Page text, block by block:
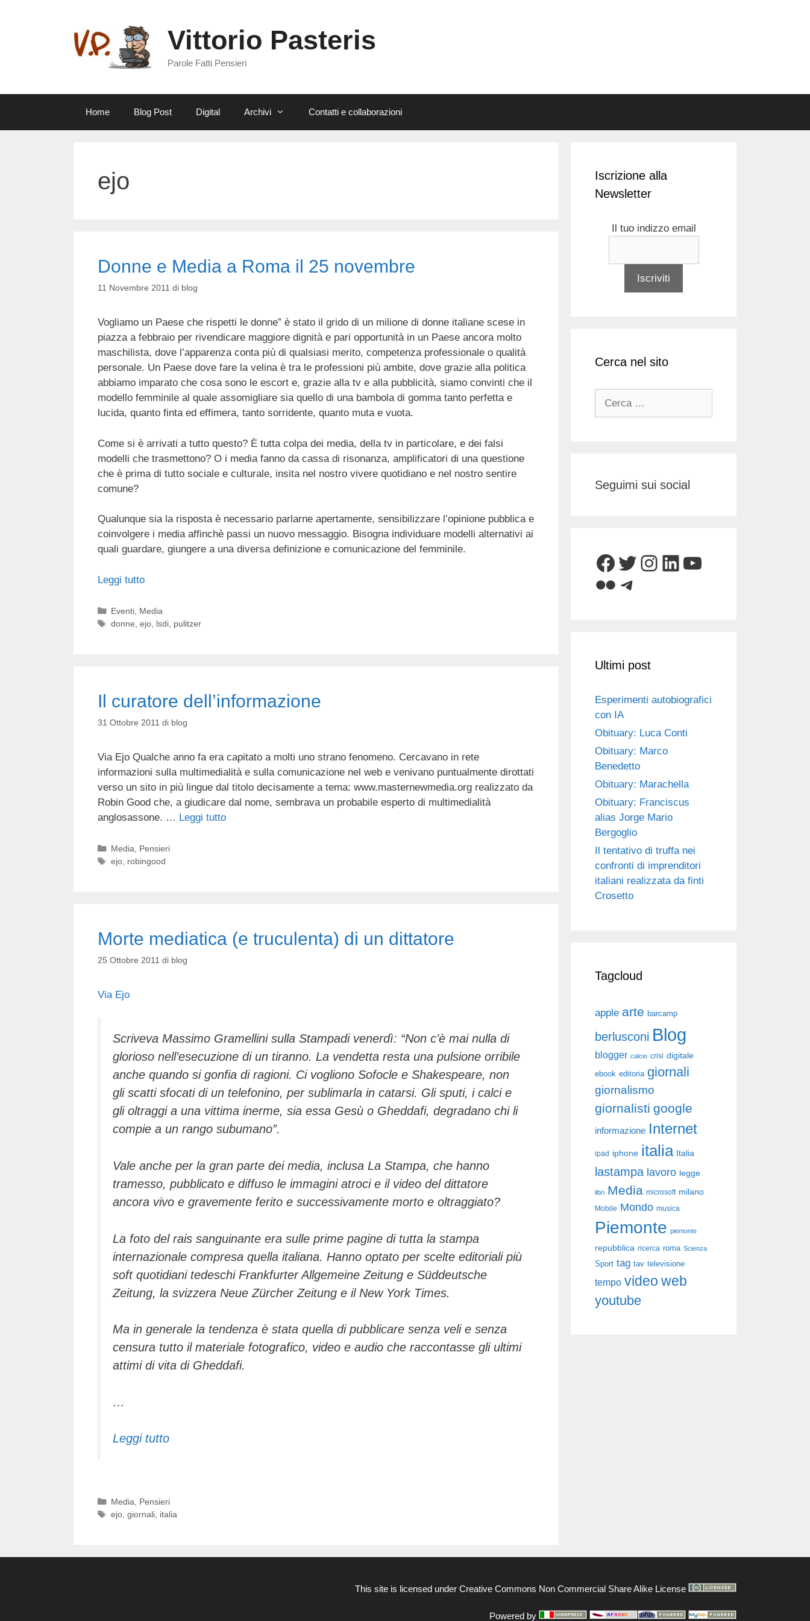
Vittorio Pasteris
Parole Fatti Pensieri
Home Blog Post Digital Archivi Contatti e collaborazioni
ejo
Donne e Media a Roma il 25 novembre
11 Novembre 2011 di blog
Vogliamo un Paese che rispetti le donne” è stato il grido di un milione di donne italiane scese in
piazza a febbraio per rivendicare maggiore dignità e pari opportunità in un Paese ancora molto
maschilista, dove l’apparenza conta più di qualsiasi merito, competenza professionale o qualità
personale. Un Paese dove fare la velina è tra le professioni più ambite, dove grazie alla politica
abbiamo imparato che cosa sono le escort e, grazie alla tv e alla pubblicità, siamo convinti che il
modello femminile al quale assomigliare sia quello di una bambola di gomma tanto perfetta e
lucida, quanto finta ed effimera, tanto sorridente, quanto muta e vuota.
Come si è arrivati a tutto questo? È tutta colpa dei media, della tv in particolare, e dei falsi
modelli che trasmettono? O i media fanno da cassa di risonanza, amplificatori di una questione
che è prima di tutto sociale e culturale, insita nel nostro vivere quotidiano e nel nostro sentire
comune?
Qualunque sia la risposta è necessario parlarne apertamente, sensibilizzare l’opinione pubblica e
coinvolgere i media affinchè passi un nuovo messaggio. Bisogna individuare modelli alternativi ai
quali guardare, giungere a una diversa definizione e comunicazione del femminile.
Leggi tutto
Categorie
Eventi, Media
Tag
donne ejo, lsdi, pulitzer
Il curatore dell’informazione
31 Ottobre 2011 di blog
Via Ejo Qualche anno fa era capitato a molti uno strano fenomeno. Cercavano in rete
informazioni sulla multimedialità e sulla comunicazione nel web e venivano puntualmente dirottati
verso un sito in più lingue dal titolo decisamente a tema: www.masternewmedia.org realizzato da
Robin Good che, a giudicare dal nome, sembrava un probabile esperto di multimedialità
anglosassone. … Leggi tutto
Categorie
Media
Pensieri
Tag
ejo, robingood
Morte mediatica (e truculenta) di un dittatore
25 Ottobre 2011 di blog
Via Ejo
Scriveva Massimo Gramellini sulla Stampadi venerdì: “Non c’è mai nulla di
glorioso nell’esecuzione di un tiranno. La vendetta resta una pulsione orribile
anche quando si gonfia di ragioni. Ci vogliono Sofocle e Shakespeare, non
gli scatti sfocati di un telefonino, per sublimarla in catarsi. Gli sputi, i calci e
gli oltraggi a una vittima inerme, sia essa Gesù o Gheddafi, degradano chi li
compie a un rango subumano”.
Vale anche per la gran parte dei media, inclusa La Stampa, che hanno
tramesso, pubblicato e diffuso le immagini atroci e il video del dittatore
ancora vivo e gravemente ferito e successivamente morto e oltraggiato?
La foto del rais sanguinante era sulle prime pagine di tutta la stampa
internazionale compresa quella italiana. Hanno optato per scelte editoriali più
soft quotidiani tedeschi Frankfurter Allgemeine Zeitung e Süddeutsche
Zeitung, la svizzera Neue Zürcher Zeitung e il New York Times.
Ma in generale la tendenza è stata quella di pubblicare senza veli e senza
censura tutto il materiale fotografico, video e audio che raccontasse gli ultimi
attimi di vita di Gheddafi.
…
Leggi tutto
Categorie
Media
Pensieri
Tag
ejo, giornali, italia
Iscrizione alla
Newsletter
Il tuo indizzo email
Cerca nel sito
Seguimi sui social
Facebook
Twitter
Instagram
LinkedIn
YouTube
FlickrTelegram
Ultimi post
Esperimenti autobiografici
con IA
Obituary: Luca Conti
Obituary: Marco
Benedetto
Obituary: Marachella
Obituary: Franciscus
alias Jorge Mario
Bergoglio
Il tentativo di truffa nei
confronti di imprenditori
italiani realizzata da finti
Crosetto
Tagcloud
apple arte barcamp
berlusconi Blog
blogger calcio crisi digitale
ebook editoria giornali
giornalismo
giornalisti google
informazione Internet
ipad iphone italia Italia
lastampa lavoro legge
libri Media microsoft milano
Mobile Mondo musica
Piemonte piemonte
repubblica ricerca roma Scienza
Sport tag tav televisione
tempo video web
youtube
This site is licensed under Creative Commons Non Commercial Share Alike License
Powered by